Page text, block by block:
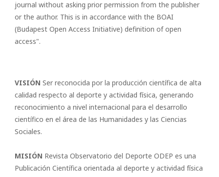
journal without asking prior permission from the publisher
or the author. This is in accordance with the BOAI
(Budapest Open Access Initiative) definition of open
access".
VISIÓN Ser reconocida por la producción científica de alta
calidad respecto al deporte y actividad física, generando
reconocimiento a nivel internacional para el desarrollo
científico en el área de las Humanidades y las Ciencias
Sociales.
MISIÓN Revista Observatorio del Deporte ODEP es una
Publicación Científica orientada al deporte y actividad física